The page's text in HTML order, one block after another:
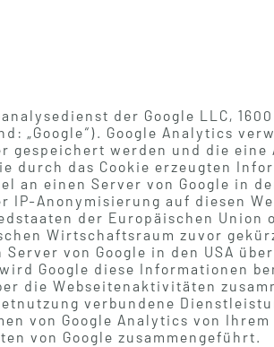
der Google LLC,
„Google“). Google Analytics
gespeichert werden und die eine
durch das Cookie erzeugten
an einen Server von Google in
Anonymisierung auf diesen
der Europäischen Union
Wirtschaftsraum zuvor
von Google in den USA
Google diese Informationen
die Webseitenaktivitäten
verbundene
von Google Analytics von Ihrem
von Google zusammengeführt.